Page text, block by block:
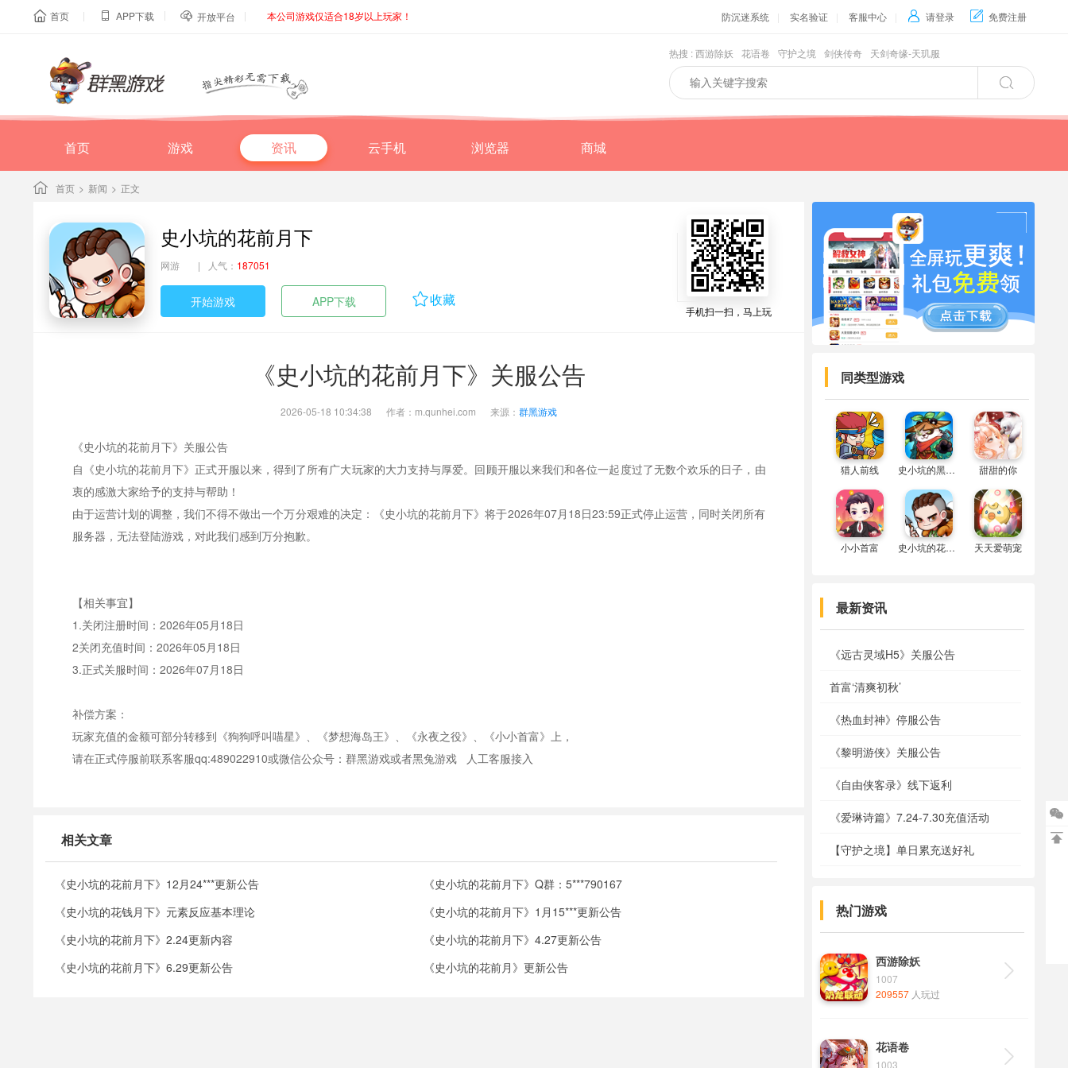
 首页 |  APP下载 |  开放平台 | 本公司游戏仅适合18岁以上玩家！ 防沉迷系统 实名验证 客服中心  请登录  免费注册
热搜 :西游除妖 花语卷 守护之境 剑侠传奇 天剑奇缘-天玑服

首页 游戏 资讯 云手机 浏览器 商城
首页 > 新闻 > 正文


史小坑的花前月下
网游 | 人气： 187051
开始游戏 APP下载 收藏
手机扫一扫，马上玩
《史小坑的花前月下》关服公告
2026-05-18 10:34:38 作者：m.qunhei.com 来源： 群黑游戏
《史小坑的花前月下》关服公告
自《史小坑的花前月下》正式开服以来，得到了所有广大玩家的大力支持与厚爱。回顾开服以来我们和各位一起度过了无数个欢乐的日子，由
衷的感激大家给予的支持与帮助！
由于运营计划的调整，我们不得不做出一个万分艰难的决定：《史小坑的花前月下》将于2026年07月18日23:59正式停止运营，同时关闭所有
服务器，无法登陆游戏，对此我们感到万分抱歉。
【相关事宜】
1.关闭注册时间：2026年05月18日
2关闭充值时间：2026年05月18日
3.正式关服时间：2026年07月18日
补偿方案：
玩家充值的金额可部分转移到《狗狗呼叫喵星》、《梦想海岛王》、《永夜之役》、《小小首富》上，
请在正式停服前联系客服qq:489022910或微信公众号：群黑游戏或者黑兔游戏 人工客服接入
相关文章
《史小坑的花前月下》12月24***更新公告
《史小坑的花前月下》Q群：5***790167
《史小坑的花钱月下》元素反应基本理论
《史小坑的花前月下》1月15***更新公告
《史小坑的花前月下》2.24更新内容
《史小坑的花前月下》4.27更新公告
《史小坑的花前月下》6.29更新公告
《史小坑的花前月》更新公告
同类型游戏
猎人前线 史小坑的黑暗料理 甜甜的你
小小首富 史小坑的花前月下 天天爱萌宠
最新资讯
《远古灵域H5》关服公告
首富‘清爽初秋’
《热血封神》停服公告
《黎明游侠》关服公告
《自由侠客录》线下返利
《爱琳诗篇》7.24-7.30充值活动
【守护之境】单日累充送好礼
热门游戏

西游除妖
1007
209557 人玩过

花语卷
1003